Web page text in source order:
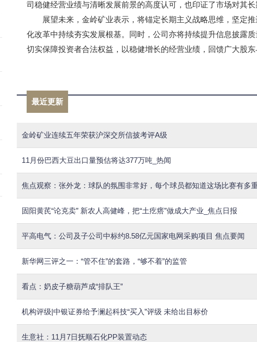
司稳健经营业绩与清晰发展前景的高度认可，也印证了市场对其长
展望未来，金岭矿业表示，将锚定长期主义战略思维，坚定
化改革中持续夯实发展根基。同时，公司亦将持续提升信息披露
切实保障投资者合法权益，以稳健增长的经营业绩，回馈广大股东
最近更新
金岭矿业连续五年荣获沪深交所信披考评A级
11月份巴西大豆出口量预估将达377万吨_热闻
焦点观察：张外龙：球队的氛围非常好，每个球员都知道这场比赛有多
固阳黄芪“论克卖” 新农人高健峰，把“土疙瘩”做成大产业_焦点日报
平高电气：公司及子公司中标约8.58亿元国家电网采购项目 焦点要闻
新华网三评之一：“管不住”的套路，“够不着”的监管
看点：奶皮子糖葫芦成“排队王”
机构评级|中银证券给予澜起科技“买入”评级 未给出目标价
生意社：11月7日抚顺石化PP装置动态